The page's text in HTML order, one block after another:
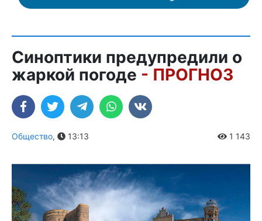
Синоптики предупредили о
жаркой погоде - ПРОГНОЗ
Общество, 13:13 1 143